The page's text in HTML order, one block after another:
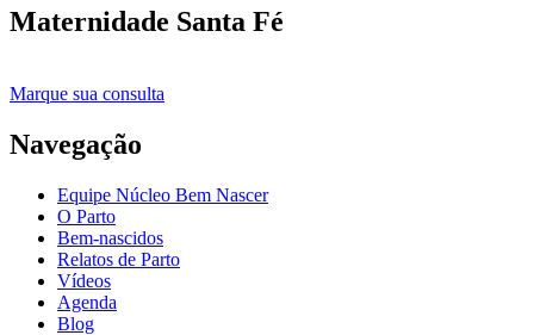
Maternidade Santa Fé
Marque sua consulta
Navegação
Equipe Núcleo Bem Nascer
O Parto
Bem-nascidos
Relatos de Parto
Vídeos
Agenda
Blog